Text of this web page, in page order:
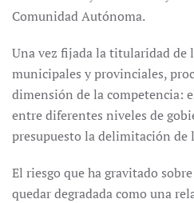
Comunidad Autónoma.
Una vez fijada la titularidad de
municipales y provinciales,
dimensión de la competencia:
entre diferentes niveles de
presupuesto la delimitación
El riesgo que ha gravitado
quedar degradada como una